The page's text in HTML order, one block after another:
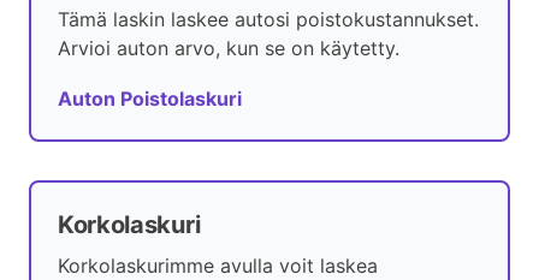
Tämä laskin laskee autosi poistokustannukset.
Arvioi auton arvo, kun se on käytetty.
Auton Poistolaskuri
Korkolaskuri
Korkolaskurimme avulla voit laskea